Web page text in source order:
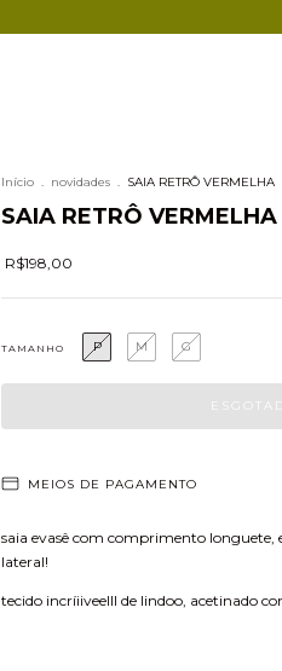
Início . novidades . SAIA RETRÔ VERMELHA
SAIA RETRÔ VERMELHA
R$198,00
TAMANHO P M G
MEIOS DE PAGAMENTO
saia evasê com comprimento longuete,
lateral!
tecido incríiiveelll de lindoo, acetinado